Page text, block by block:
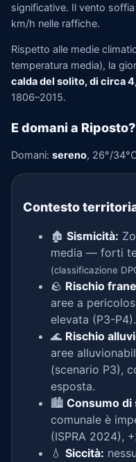
significative. Il vento
km/h nelle raffiche.
Rispetto alle medie
temperatura media), la
calda del solito, di circa
1806–2015.
E domani a Riposto?
Domani: sereno, 26°/
Contesto
🏚️ Sismicità:
media — forti
(classificazione
🪨 Rischio
aree a
elevata (P3-P4).
🌊 Rischio
aree
(scenario P3),
esposta.
🏙️ Consumo di
comunale è
(ISPRA 2024),
💧 Siccità: